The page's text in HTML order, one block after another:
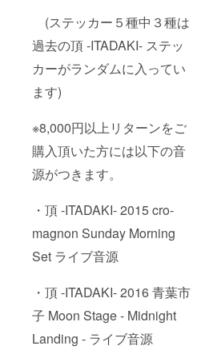
(ステッカー５種中３種は
過去の頂 -ITADAKI- ステッ
カーがランダムに入ってい
ます)
※8,000円以上リターンをご
購入頂いた方には以下の音
源がつきます。
・頂 -ITADAKI- 2015 cro-
magnon Sunday Morning
Set ライブ音源
・頂 -ITADAKI- 2016 青葉市
子 Moon Stage - Midnight
Landing - ライブ音源